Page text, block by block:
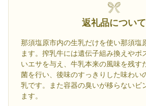
返礼品について
那須塩原市内の生乳だけを使い那須塩
ます。搾乳牛には遺伝子組み換えやポ
いエサを与え、牛乳本来の風味を残
菌を行い、後味のすっきりした味わい
乳です。また容器の臭いが移らないビ
ます。